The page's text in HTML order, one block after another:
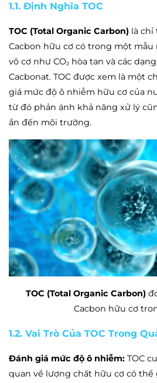
1.1. Định Nghĩa TOC
TOC (Total Organic Carbon) là chỉ
Cacbon hữu cơ có trong một mẫu
vô cơ như CO₂ hòa tan và các
Cacbonat. TOC được xem là một
giá mức độ ô nhiễm hữu cơ của
từ đó phản ánh khả năng xử lý
ẩn đến môi trường.
TOC (Total Organic Carbon)
Cacbon hữu cơ
1.2. Vai Trò Của TOC Trong
Đánh giá mức độ ô nhiễm: TOC
quan về lượng chất hữu cơ có thể